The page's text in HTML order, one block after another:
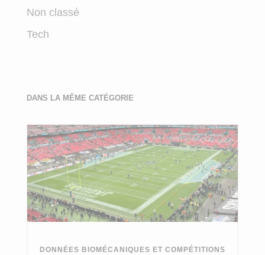
Non classé
Tech
DANS LA MÊME CATÉGORIE
DONNÉES BIOMÉCANIQUES ET COMPÉTITIONS